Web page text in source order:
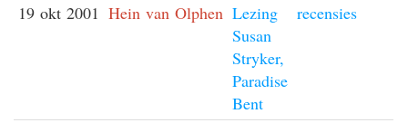
19 okt 2001 Hein van Olphen Lezing
Susan
Stryker,
Paradise
Bent
recensies